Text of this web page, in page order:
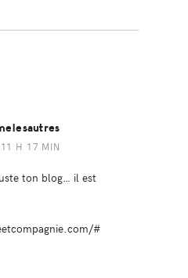
H 17 MIN
ton blog… il est
#